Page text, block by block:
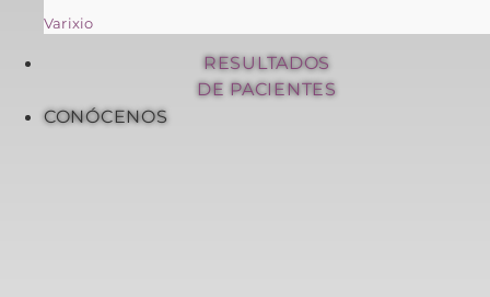
Varixio
RESULTADOS
DE PACIENTES
CONÓCENOS